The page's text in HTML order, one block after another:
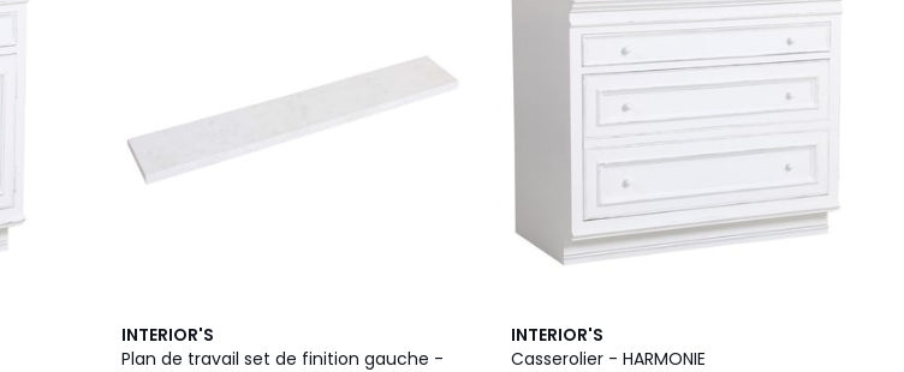
INTERIOR'S
Plan de travail set de finition gauche -
INTERIOR'S
Casserolier - HARMONIE